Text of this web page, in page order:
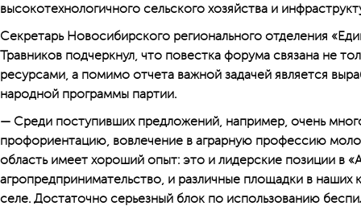
высокотехнологичного сельского хозяйства и
Секретарь Новосибирского регионального отделения
Травников подчерк­нул, что повестка форума связана не
ресурсами, а помимо отчета важной задачей является
народной программы партии.
— Среди поступивших предложений, например, очень
профориентацию, вовлечение в аграрную профессию
область имеет хороший опыт: это и лидерские позиции в
агропредпринимательство, и различные площадки в наших
селе. Достаточно серьезный блок по использованию